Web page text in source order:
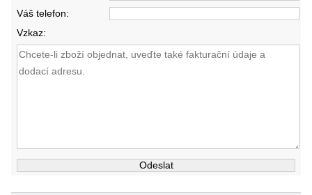
Váš telefon:
Vzkaz: